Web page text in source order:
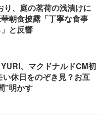
、庭の茗荷の浅漬けに
朝食披露「丁寧な食事
と反響
、マクドナルドCM初
休日をのぞき見？お互
”明かす